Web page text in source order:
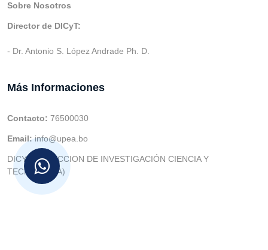
Sobre Nosotros
Director de DICyT:
- Dr. Antonio S. López Andrade Ph. D.
Más Informaciones
Contacto: 76500030
Email:info@upea.bo
DICYT (DIRECCION DE INVESTIGACIÓN CIENCIA Y
TECNOLOGIA)